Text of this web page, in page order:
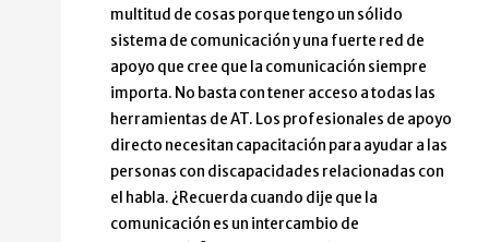
multitud de cosas porque tengo un sólido
sistema de comunicación y una fuerte red de
apoyo que cree que la comunicación siempre
importa. No basta con tener acceso a todas las
herramientas de AT. Los profesionales de apoyo
directo necesitan capacitación para ayudar a las
personas con discapacidades relacionadas con
el habla. ¿Recuerda cuando dije que la
comunicación es un intercambio de